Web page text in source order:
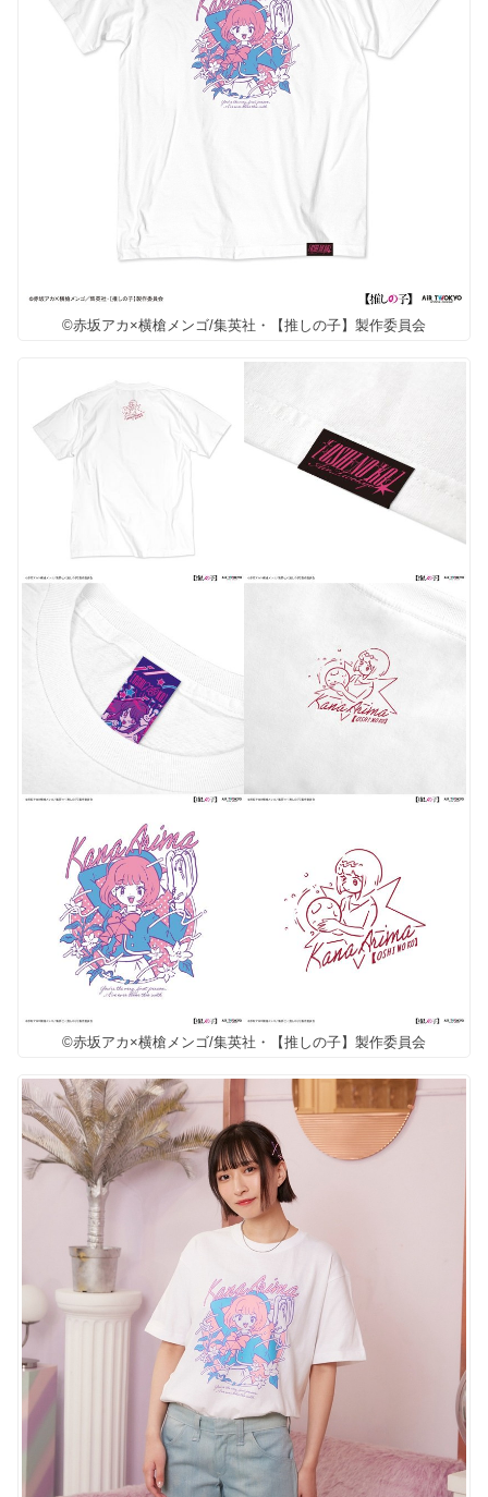
©赤坂アカ×横槍メンゴ/集英社・【推しの子】製作委員会
©赤坂アカ×横槍メンゴ/集英社・【推しの子】製作委員会